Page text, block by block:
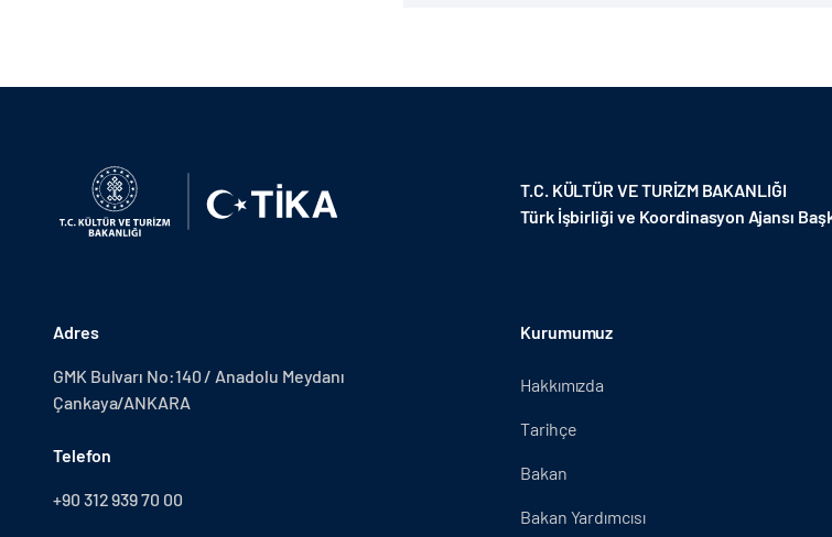
T.C. KÜLTÜR VE TURİZM BAKANLIĞI
Türk İşbirliği ve Koordinasyon Ajansı
Adres
GMK Bulvarı No:140 / Anadolu Meydanı
Çankaya/ANKARA
Telefon
+90 312 939 70 00
Kurumumuz
Hakkımızda
Tarihçe
Bakan
Bakan Yardımcısı